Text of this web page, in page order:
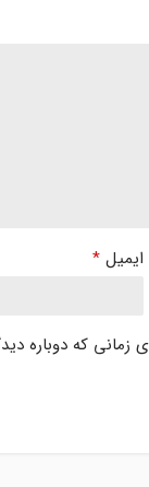
ایمیل *
زمانی که دوباره